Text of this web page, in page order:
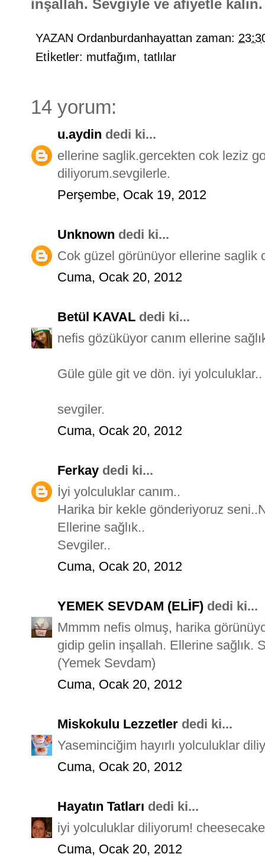
inşallah. Sevgiyle ve afiyetle kalın.
YAZAN Ordanburdanhayattan zaman:
Etİketler: mutfağım, tatlılar
14 yorum:
u.aydin dedi ki...
ellerine saglik.gercekten cok leziz
diliyorum.sevgilerle.
Perşembe, Ocak 19, 2012
Unknown dedi ki...
Cok güzel görünüyor ellerine saglik
Cuma, Ocak 20, 2012
Betül KAVAL dedi ki...
nefis gözüküyor canım ellerine
Güle güle git ve dön. iyi
sevgiler.
Cuma, Ocak 20, 2012
Ferkay dedi ki...
İyi yolculuklar canım..
Harika bir kekle gönderiyoruz
Ellerine sağlık..
Sevgiler..
Cuma, Ocak 20, 2012
YEMEK SEVDAM (ELİF) dedi ki...
Mmmm nefis olmuş, harika
gidip gelin inşallah. Ellerine sağlık.
(Yemek Sevdam)
Cuma, Ocak 20, 2012
Miskokulu Lezzetler dedi ki...
Yaseminciğim hayırlı yolculuklar
Cuma, Ocak 20, 2012
Hayatın Tatları dedi ki...
iyi yolculuklar diliyorum!
Cuma, Ocak 20, 2012